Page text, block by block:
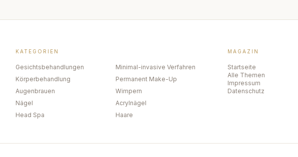
KATEGORIEN
Gesichtsbehandlungen
Minimal-invasive Verfahren
Körperbehandlung
Permanent Make-Up
Augenbrauen
Wimpern
Nägel
Acrylnägel
Head Spa
Haare
MAGAZIN
Startseite
Alle Themen
Impressum
Datenschutz